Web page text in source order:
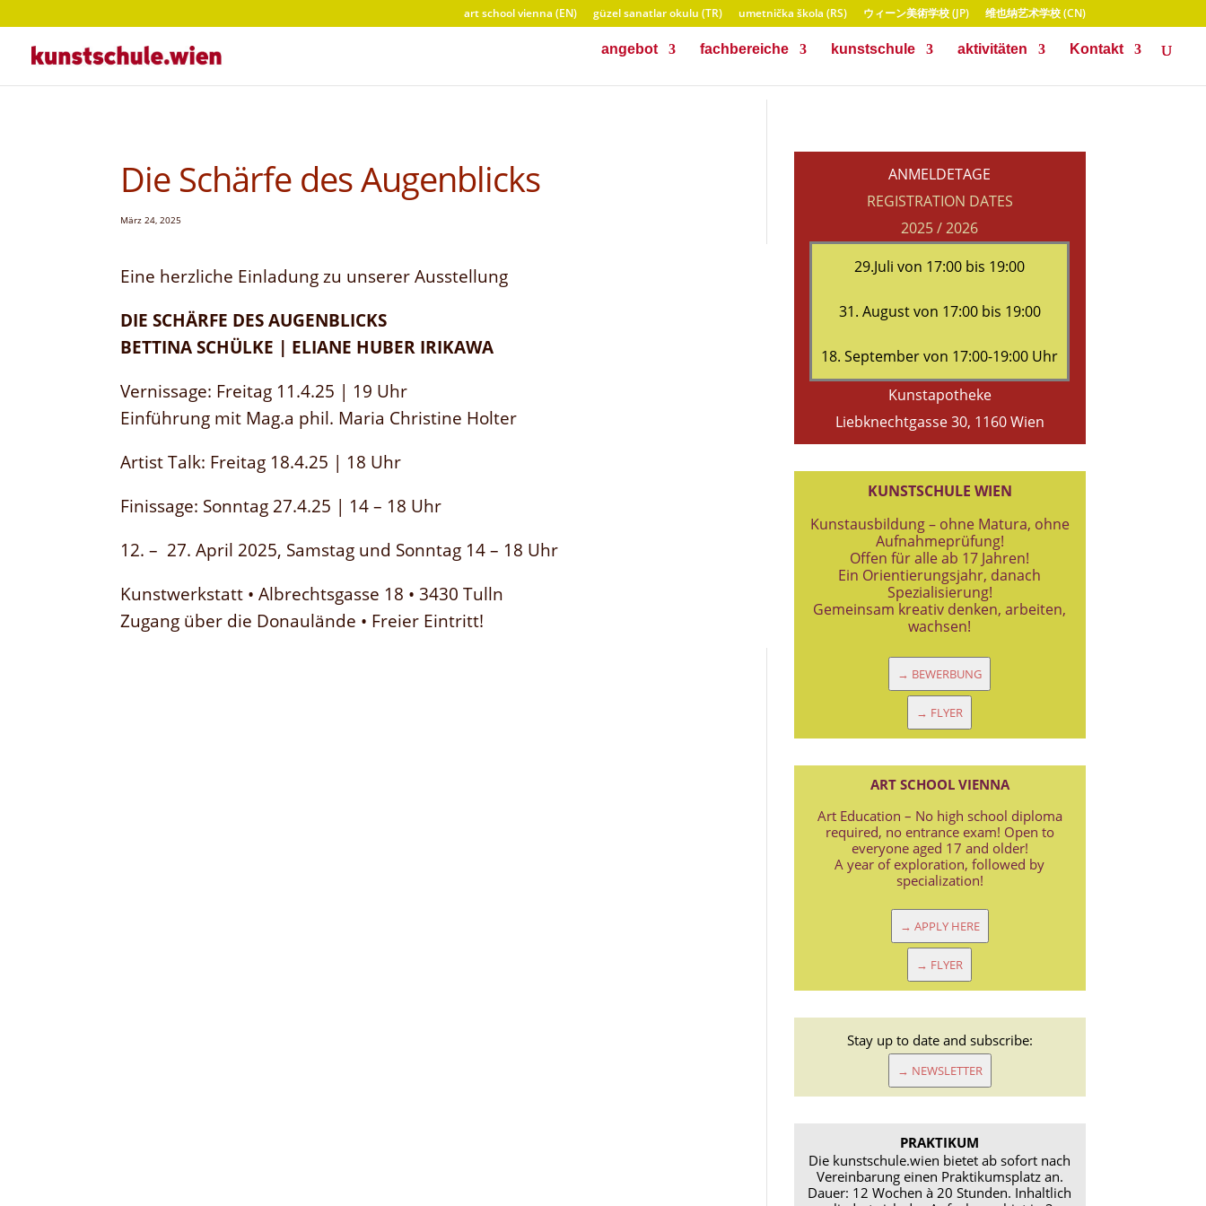
art school vienna (EN) güzel sanatlar okulu (TR) umetnička škola (RS) ウィーン美術学校 (JP) 维也纳艺术学校 (CN)
angebot fachbereiche kunstschule aktivitäten Kontakt
Die Schärfe des Augenblicks
März 24, 2025
Eine herzliche Einladung zu unserer Ausstellung
DIE SCHÄRFE DES AUGENBLICKS
BETTINA SCHÜLKE | ELIANE HUBER IRIKAWA
Vernissage: Freitag 11.4.25 | 19 Uhr
Einführung mit Mag.a phil. Maria Christine Holter
Artist Talk: Freitag 18.4.25 | 18 Uhr
Finissage: Sonntag 27.4.25 | 14 – 18 Uhr
12. – 27. April 2025, Samstag und Sonntag 14 – 18 Uhr
Kunstwerkstatt • Albrechtsgasse 18 • 3430 Tulln
Zugang über die Donaulände • Freier Eintritt!
ANMELDETAGE
REGISTRATION DATES
2025 / 2026
29.Juli von 17:00 bis 19:00
31. August von 17:00 bis 19:00
18. September von 17:00-19:00 Uhr
Kunstapotheke
Liebknechtgasse 30, 1160 Wien
KUNSTSCHULE WIEN
Kunstausbildung – ohne Matura, ohne
Aufnahmeprüfung!
Offen für alle ab 17 Jahren!
Ein Orientierungsjahr, danach
Spezialisierung!
Gemeinsam kreativ denken, arbeiten,
wachsen!
→ BEWERBUNG
→ FLYER
ART SCHOOL VIENNA
Art Education – No high school diploma
required, no entrance exam! Open to
everyone aged 17 and older!
A year of exploration, followed by
specialization!
→ APPLY HERE
→ FLYER
Stay up to date and subscribe:
→ NEWSLETTER
PRAKTIKUM
Die kunstschule.wien bietet ab sofort nach
Vereinbarung einen Praktikumsplatz an.
Dauer: 12 Wochen à 20 Stunden. Inhaltlich